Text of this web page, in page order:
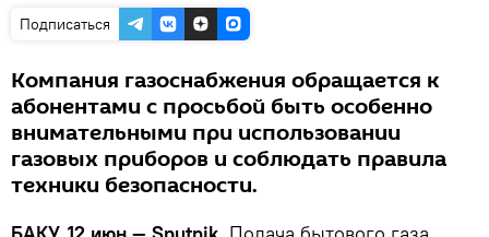
Подписаться
Компания газоснабжения обращается к
абонентами с просьбой быть особенно
внимательными при использовании
газовых приборов и соблюдать правила
техники безопасности.